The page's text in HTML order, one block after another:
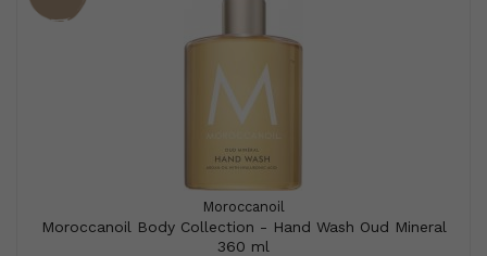
Moroccanoil
Moroccanoil Body Collection - Hand Wash Oud Mineral
360 ml